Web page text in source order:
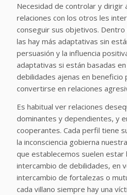
Necesidad de controlar y dirigir
relaciones con los otros les
conseguir sus objetivos.
las hay más adaptativas sin
persuasión y la influencia
adaptativas si están basadas
debilidades ajenas en beneficio
convertirse en relaciones
Es habitual ver relaciones
dominantes y dependientes, y
cooperantes. Cada perfil tiene
la inconsciencia gobierna
que establecemos suelen estar
intercambio de debilidades, en
intercambio de fortalezas o
cada villano siempre hay una